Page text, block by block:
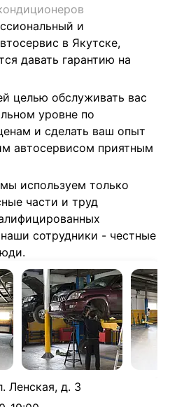
и
в Якутске,
давать гарантию на
целью обслуживать вас
уровне по
и сделать ваш опыт
автосервисом приятным
используем только
части и труд
сотрудники - честные
Ленская, д. 3